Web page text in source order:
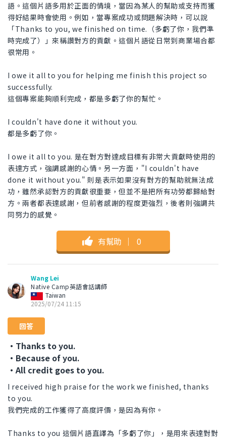
語。這個片語多用於正面的情境，當因為某人的幫助或支持而獲
得好結果時會使用。例如，當專案成功或問題解決時，可以說
「Thanks to you, we finished on time.（多虧了你，我們準
時完成了）」來稱讚對方的貢獻。這個片語從日常到商業場合都
很常用。
I owe it all to you for helping me finish this project so
successfully.
這個專案能夠順利完成，都是多虧了你的幫忙。
I couldn't have done it without you.
都是多虧了你。
I owe it all to you. 是在對方對達成目標有非常大貢獻時使用的
表達方式，強調感謝的心情。另一方面，"I couldn't have
done it without you." 則是表示如果沒有對方的幫助就無法成
功，雖然承認對方的貢獻很重要，但並不是把所有功勞都歸給對
方。兩者都表達感謝，但前者感謝的程度更強烈，後者則強調共
同努力的感覺。
有幫助 ｜ 0
Wang Lei
Native Camp英語會話講師
Taiwan
2025/07/24 11:15
回答
・Thanks to you.
・Because of you.
・All credit goes to you.
I received high praise for the work we finished, thanks
to you.
我們完成的工作獲得了高度評價，是因為有你。
Thanks to you 這個片語直譯為「多虧了你」，是用來表達對對